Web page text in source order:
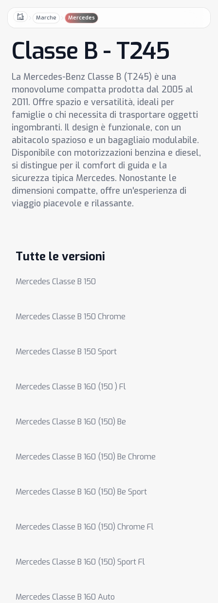
HomeMarche Mercedes
Classe B - T245
La Mercedes-Benz Classe B (T245) è una
monovolume compatta prodotta dal 2005 al
2011. Offre spazio e versatilità, ideali per
famiglie o chi necessita di trasportare oggetti
ingombranti. Il design è funzionale, con un
abitacolo spazioso e un bagagliaio modulabile.
Disponibile con motorizzazioni benzina e diesel,
si distingue per il comfort di guida e la
sicurezza tipica Mercedes. Nonostante le
dimensioni compatte, offre un'esperienza di
viaggio piacevole e rilassante.
Tutte le versioni
Mercedes Classe B 150
Mercedes Classe B 150 Chrome
Mercedes Classe B 150 Sport
Mercedes Classe B 160 (150 ) Fl
Mercedes Classe B 160 (150) Be
Mercedes Classe B 160 (150) Be Chrome
Mercedes Classe B 160 (150) Be Sport
Mercedes Classe B 160 (150) Chrome Fl
Mercedes Classe B 160 (150) Sport Fl
Mercedes Classe B 160 Auto